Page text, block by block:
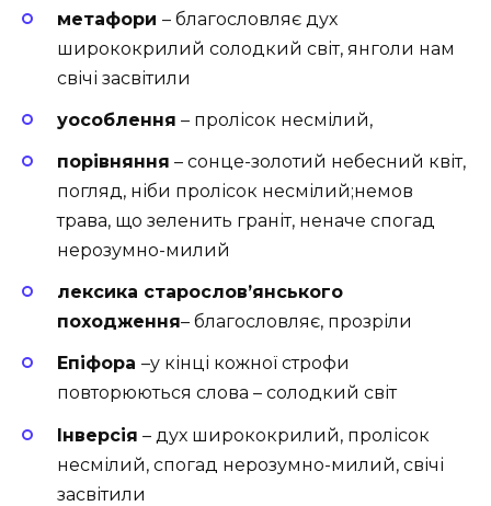
метафори – благословляє дух
ширококрилий солодкий світ, янголи нам
свічі засвітили
уособлення – пролісок несмілий,
порівняння – сонце-золотий небесний квіт,
погляд, ніби пролісок несмілий;немов
трава, що зеленить граніт, неначе спогад
нерозумно-милий
лексика старослов’янського
походження– благословляє, прозріли
Епіфора –у кінці кожної строфи
повторюються слова – солодкий світ
Інверсія – дух ширококрилий, пролісок
несмілий, спогад нерозумно-милий, свічі
засвітили